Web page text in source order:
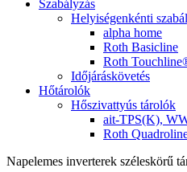
Szabályzás
Helyiségenkénti
alpha home
Roth Basicline
Roth
Időjáráskövetés
Hőtárolók
Hőszivattyús tárolók
ait-TPS(K),
Roth
Napelemes inverterek széleskörű